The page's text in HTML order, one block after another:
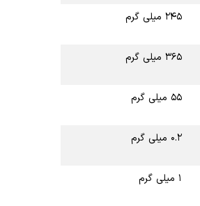
۲۴۵ میلی گرم
۳۶۵ میلی گرم
۵۵ میلی گرم
۰.۲ میلی گرم
۱ میلی گرم